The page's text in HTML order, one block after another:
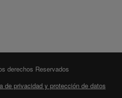
derechos Reservados
de privacidad y protección de datos